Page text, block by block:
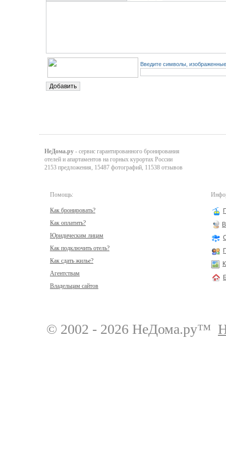
Введите символы,
НеДома.ру - сервис гарантированного бронирования
отелей и апартаментов на горных курортах России
2153 предложения, 15487 фотографий, 11538 отзывов
Помощь:
Как бронировать?
Как оплатить?
Юридическим лицам
Как подключить отель?
Как сдать жилье?
Агентствам
Владельцам сайтов
© 2002 - 2026 НеДома.ру™